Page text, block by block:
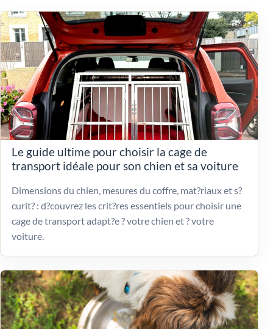
Le guide ultime pour choisir la cage de
transport idéale pour son chien et sa voiture
Dimensions du chien, mesures du coffre, mat?riaux et s?
curit? : d?couvrez les crit?res essentiels pour choisir une
cage de transport adapt?e ? votre chien et ? votre
voiture.